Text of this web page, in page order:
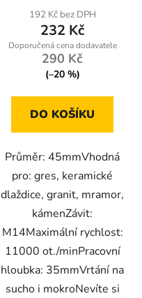
192 Kč bez DPH
232 Kč
290 Kč
(–20 %)
DO KOŠÍKU
Průměr: 45mmVhodná
pro: gres, keramické
dlaždice, granit, mramor,
kámenZávit:
M14Maximální rychlost:
11000 ot./minPracovní
hloubka: 35mmVrtání na
sucho i mokroNevíte si